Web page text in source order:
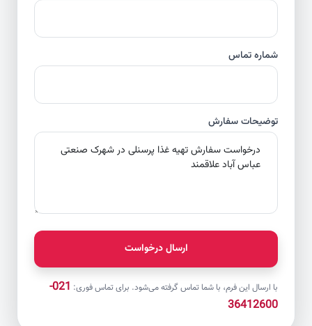
شماره تماس
توضیحات سفارش
ارسال درخواست
با ارسال این فرم، با شما تماس گرفته می‌شود. برای تماس فوری:
021-
36412600